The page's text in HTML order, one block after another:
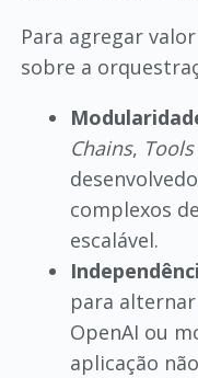
Para agregar
sobre a
Chains, Tools
complexos
escalável.
para
OpenAI ou
aplicação